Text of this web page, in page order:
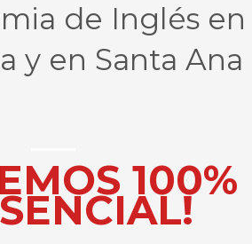
de Inglés en
y en Santa Ana
100%